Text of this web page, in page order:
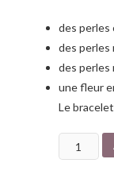
des perles
des perles
des perles
une fleur
Le
Bracelet